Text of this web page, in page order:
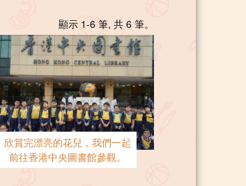
顯示 1-6 筆, 共 6 筆。
欣賞完漂亮的花兒，我們一起
前往香港中央圖書館參觀。